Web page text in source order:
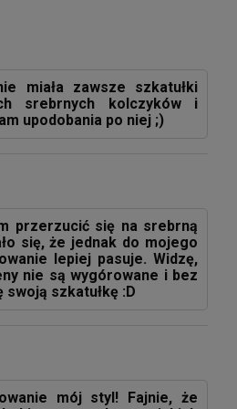
miała zawsze szkatułki
srebrnych kolczyków i
upodobania po niej ;)
przerzucić się na srebrną
się, że jednak do mojego
lepiej pasuje. Widzę,
nie są wygórowane i bez
swoją szkatułkę :D
mój styl! Fajnie, że